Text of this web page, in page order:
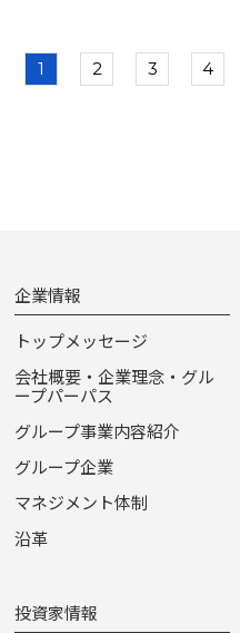
1 2 3 4
企業情報
トップメッセージ
会社概要・企業理念・グル
ープパーパス
グループ事業内容紹介
グループ企業
マネジメント体制
沿革
投資家情報